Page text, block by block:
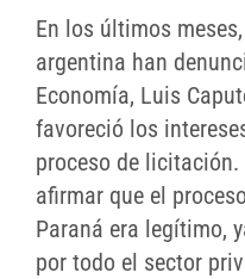
En los últimos
argentina han
Economía, Luis
favoreció los
proceso de
afirmar que el
Paraná era legítimo,
por todo el sector